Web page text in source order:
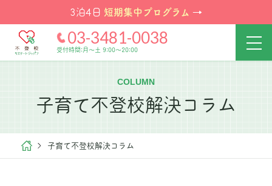
3泊4日 短期集中プログラム →
03-3481-0038
受付時間:月～土 9:00～20:00
COLUMN
子育て不登校解決コラム
子育て不登校解決コラム